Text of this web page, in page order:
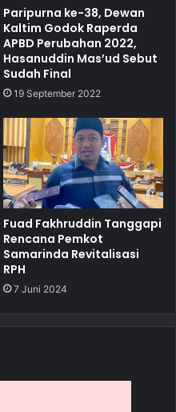
Paripurna ke-38, Dewan
Kaltim Godok Raperda
APBD Perubahan 2022,
Hasanuddin Mas’ud Sebut
Sudah Final
19 September 2022
Fuad Fakhruddin Tanggapi
Rencana Pemkot
Samarinda Revitalisasi
RPH
7 Juni 2024